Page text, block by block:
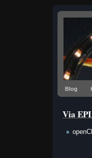
Blog
Via